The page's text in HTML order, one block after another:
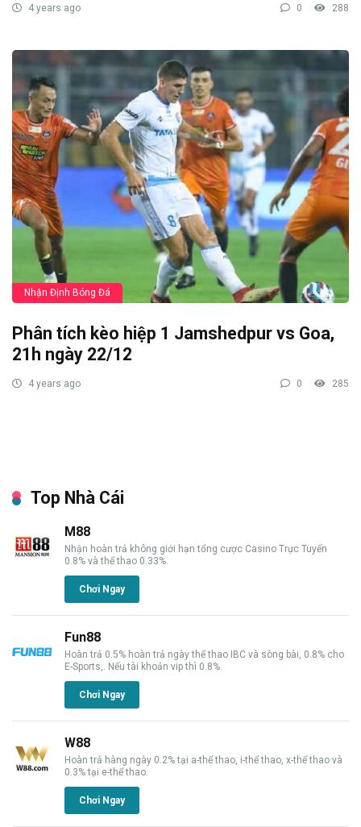
4 years ago 0 288
Nhận Định Bóng Đá
Phân tích kèo hiệp 1 Jamshedpur vs Goa,
21h ngày 22/12
4 years ago 0 285
Top Nhà Cái
M88
Nhận hoàn trả không giới hạn tổng cược Casino Trực Tuyến
0.8% và thể thao 0.33%.
Chơi Ngay
Fun88
Hoàn trả 0.5% hoàn trả ngày thể thao IBC và sòng bài, 0.8% cho
E-Sports,. Nếu tài khoản vip thì 0.8%.
Chơi Ngay
W88
Hoàn trả hàng ngày 0.2% tại a-thể thao, i-thể thao, x-thể thao và
0.3% tại e-thể thao.
Chơi Ngay